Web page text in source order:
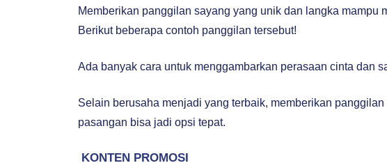
Memberikan panggilan sayang yang unik dan langka mampu
Berikut beberapa contoh panggilan tersebut!
Ada banyak cara untuk menggambarkan perasaan cinta dan
Selain berusaha menjadi yang terbaik, memberikan
pasangan bisa jadi opsi tepat.